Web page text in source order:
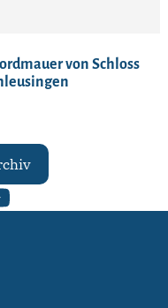
von Schloss